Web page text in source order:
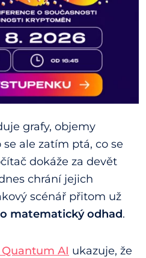
grafy, objemy
ale zatím ptá, co se
dokáže za devět
chrání jejich
scénář přitom už
matematický odhad.
Quantum AI ukazuje, že